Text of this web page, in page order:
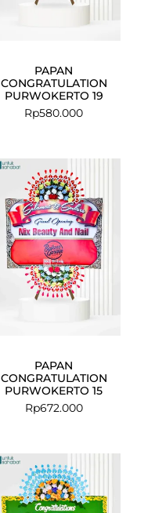
PAPAN
CONGRATULATION
PURWOKERTO 19
Rp580.000
PAPAN
CONGRATULATION
PURWOKERTO 15
Rp672.000